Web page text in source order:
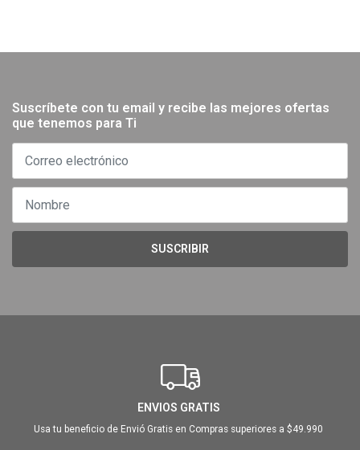
Suscríbete con tu email y recibe las mejores ofertas
que tenemos para Ti
SUSCRIBIR
ENVIOS GRATIS
Usa tu beneficio de Envió Gratis en Compras superiores a $49.990